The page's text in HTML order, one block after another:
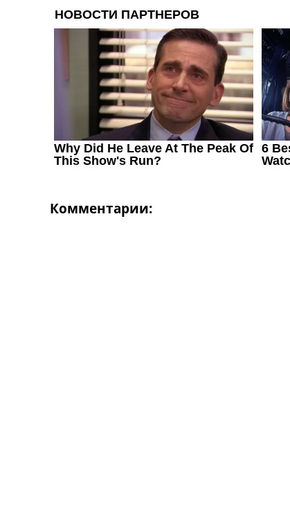
Турниры
Чемпионат Мира
Украина. Премьер-Лига
Украина. Первая Лига
Лига Чемпионов
Англия. Премьер Лига
Испания. Ла Лига
Другие Турниры >>>
Таблицы
Таблицы групп Чемпионата Мира
Украина. Премьер-Лига
Англия. Премьер-Лига
Испания. Ла Лига
Комментарии: